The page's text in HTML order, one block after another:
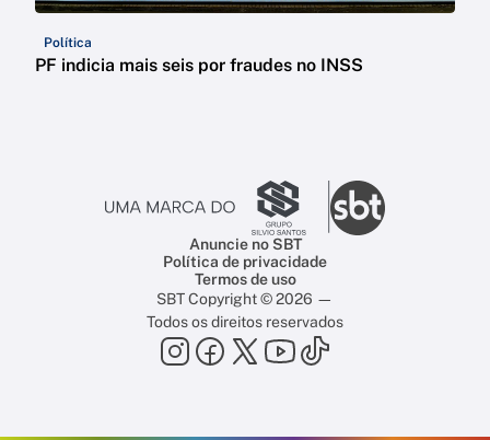
Política
PF indicia mais seis por fraudes no INSS
Anuncie no SBT
Política de privacidade
Termos de uso
SBT Copyright © 2026 —
Todos os direitos reservados